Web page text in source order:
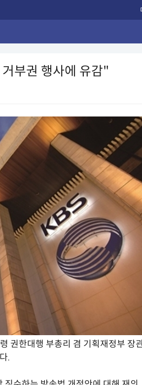
부권 행사에 유감"
권한대행 부총리 겸 기획재정부 장
.